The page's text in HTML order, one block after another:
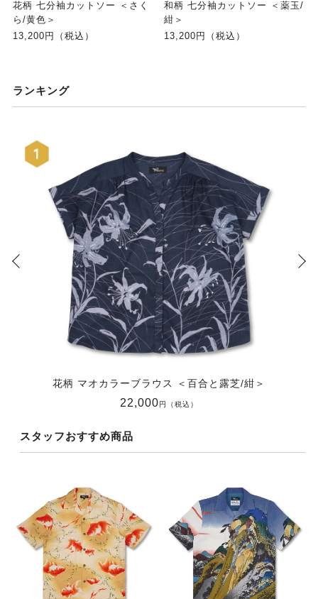
花柄 七分袖カットソー ＜さく
ら/黄色＞
13,200円（税込）
和柄 七分袖カットソー ＜薬玉/
紺＞
13,200円（税込）
ランキング
花柄 マオカラーブラウス ＜百合と露芝/紺＞
22,000円（税込）
スタッフおすすめ商品